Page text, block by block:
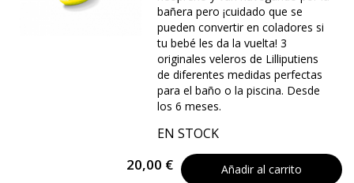
bañera pero ¡cuidado que se
pueden convertir en coladores si
tu bebé les da la vuelta! 3
originales veleros de Lilliputiens
de diferentes medidas perfectas
para el baño o la piscina. Desde
los 6 meses.
EN STOCK
20,00 € Añadir al carrito